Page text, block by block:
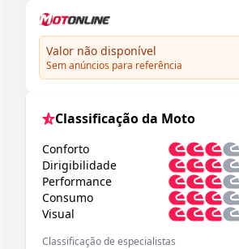
Valor não disponível
Sem anúncios para referência
Classificação da Moto
Conforto
Dirigibilidade
Performance
Consumo
Visual
Classificação de especialistas